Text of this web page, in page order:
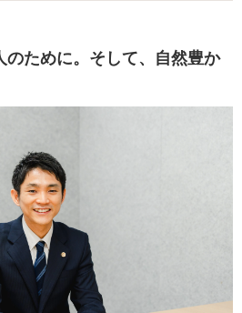
のために。そして、自然豊か